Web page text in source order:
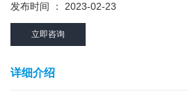
发布时间 ： 2023-02-23
立即咨询
详细介绍